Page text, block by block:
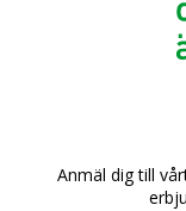
Anmäl dig till